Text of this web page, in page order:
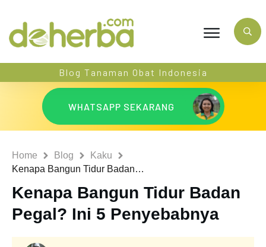
Blog Tanaman Obat Indonesia
WHATSAPP SEKARANG
Home Blog
Kaku
Kenapa Bangun Tidur Badan Pegal? Ini 5 Penyebabnya
Kenapa Bangun Tidur Badan
Pegal? Ini 5 Penyebabnya